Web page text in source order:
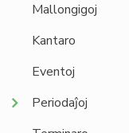
Mallongigoj
Kantaro
Eventoj
Periodaĵoj